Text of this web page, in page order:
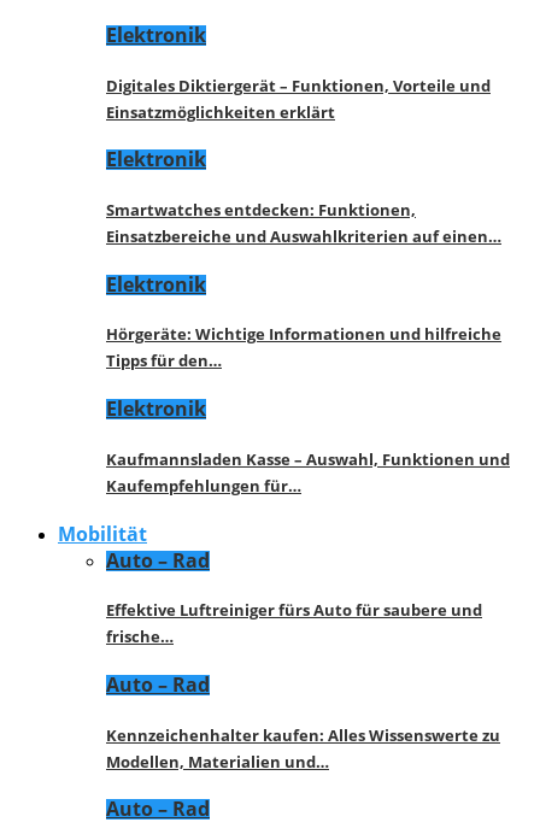
Elektronik
Digitales Diktiergerät – Funktionen, Vorteile und
Einsatzmöglichkeiten erklärt
Elektronik
Smartwatches entdecken: Funktionen,
Einsatzbereiche und Auswahlkriterien auf einen…
Elektronik
Hörgeräte: Wichtige Informationen und hilfreiche
Tipps für den…
Elektronik
Kaufmannsladen Kasse – Auswahl, Funktionen und
Kaufempfehlungen für…
Mobilität
Auto – Rad
Effektive Luftreiniger fürs Auto für saubere und
frische…
Auto – Rad
Kennzeichenhalter kaufen: Alles Wissenswerte zu
Modellen, Materialien und…
Auto – Rad